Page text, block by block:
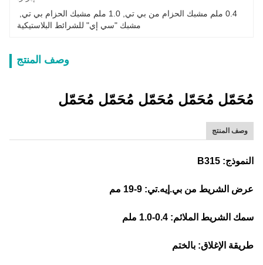
0.4 ملم مشبك الحزام من بي تي
1.0 ملم مشبك الحزام بي تي
مشبك "سي إي" للشرائط البلاستيكية
وصف المنتج
مُحَمّل مُحَمّل مُحَمّل مُحَمّل مُحَمّل
وصف المنتج
النموذج: B315
عرض الشريط من بي.إيه.تي: 9-19 مم
سمك الشريط الملائم: 0.4-1.0 ملم
طريقة الإغلاق: بالختم